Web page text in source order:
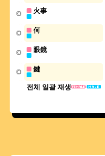
전체 일괄 재생
火事
何
眼鏡
鍵